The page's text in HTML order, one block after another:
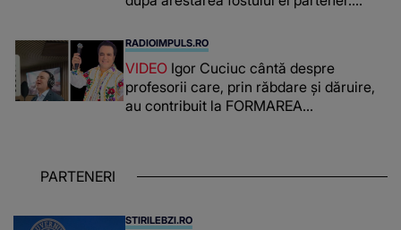
românca ucisă în Italia și ascunsă în
lada unui pat: " Îmi pare rău că nu am
reușit să fac mai mult pentru ea și..."
RADIOIMPULS.RO
VIDEO Igor Cuciuc cântă despre
profesorii care, prin răbdare și dăruire,
au contribuit la FORMAREA
chiar și după trecerea anilor: "De
PARTENERI
STIRILEBZI.RO